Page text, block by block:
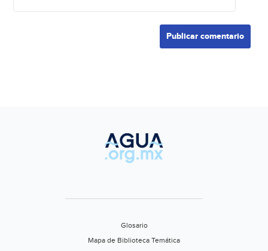
Glosario
Mapa de Biblioteca Temática